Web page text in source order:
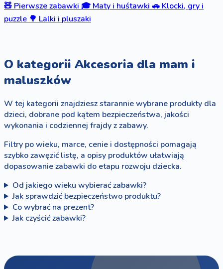
🧸 Pierwsze zabawki 🎓 Maty i huśtawki 🚗 Klocki, gry i
puzzle 🌳 Lalki i pluszaki
O kategorii Akcesoria dla mam i
maluszków
W tej kategorii znajdziesz starannie wybrane produkty dla
dzieci, dobrane pod kątem bezpieczeństwa, jakości
wykonania i codziennej frajdy z zabawy.
Filtry po wieku, marce, cenie i dostępności pomagają
szybko zawęzić listę, a opisy produktów ułatwiają
dopasowanie zabawki do etapu rozwoju dziecka.
Od jakiego wieku wybierać zabawki?
Jak sprawdzić bezpieczeństwo produktu?
Co wybrać na prezent?
Jak czyścić zabawki?